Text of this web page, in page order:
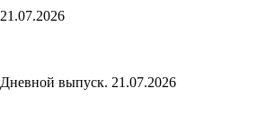
выпуск. 21.07.2026